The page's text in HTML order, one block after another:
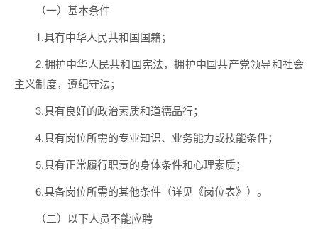
（一）基本条件
1.具有中华人民共和国国籍；
2.拥护中华人民共和国宪法，拥护中国共产党领导和社会
主义制度，遵纪守法；
3.具有良好的政治素质和道德品行；
4.具有岗位所需的专业知识、业务能力或技能条件；
5.具有正常履行职责的身体条件和心理素质；
6.具备岗位所需的其他条件（详见《岗位表》）。
（二）以下人员不能应聘